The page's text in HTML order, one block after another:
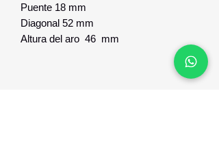
Puente 18 mm
Diagonal 52 mm
Altura del aro 46 mm